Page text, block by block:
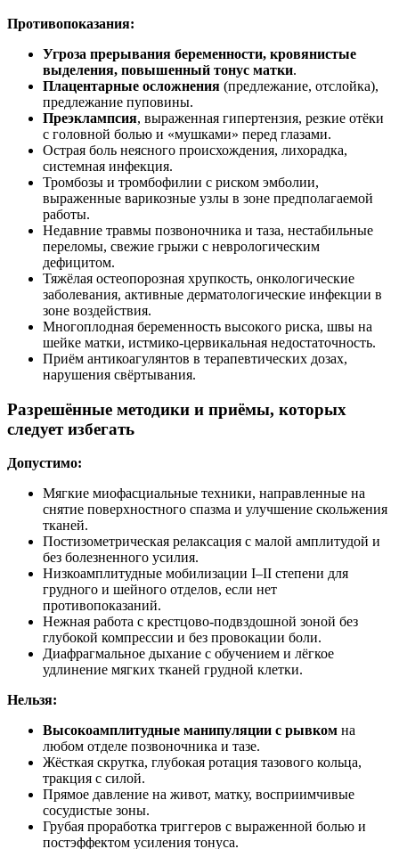
Противопоказания:
Угроза прерывания беременности, кровянистые
выделения, повышенный тонус матки.
Плацентарные осложнения (предлежание, отслойка),
предлежание пуповины.
Преэклампсия, выраженная гипертензия, резкие отёки
с головной болью и «мушками» перед глазами.
Острая боль неясного происхождения, лихорадка,
системная инфекция.
Тромбозы и тромбофилии с риском эмболии,
выраженные варикозные узлы в зоне предполагаемой
работы.
Недавние травмы позвоночника и таза, нестабильные
переломы, свежие грыжи с неврологическим
дефицитом.
Тяжёлая остеопорозная хрупкость, онкологические
заболевания, активные дерматологические инфекции в
зоне воздействия.
Многоплодная беременность высокого риска, швы на
шейке матки, истмико‑цервикальная недостаточность.
Приём антикоагулянтов в терапевтических дозах,
нарушения свёртывания.
Разрешённые методики и приёмы, которых
следует избегать
Допустимо:
Мягкие миофасциальные техники, направленные на
снятие поверхностного спазма и улучшение скольжения
тканей.
Постизометрическая релаксация с малой амплитудой и
без болезненного усилия.
Низкоамплитудные мобилизации I–II степени для
грудного и шейного отделов, если нет
противопоказаний.
Нежная работа с крестцово‑подвздошной зоной без
глубокой компрессии и без провокации боли.
Диафрагмальное дыхание с обучением и лёгкое
удлинение мягких тканей грудной клетки.
Нельзя:
Высокоамплитудные манипуляции с рывком на
любом отделе позвоночника и тазе.
Жёсткая скрутка, глубокая ротация тазового кольца,
тракция с силой.
Прямое давление на живот, матку, восприимчивые
сосудистые зоны.
Грубая проработка триггеров с выраженной болью и
постэффектом усиления тонуса.